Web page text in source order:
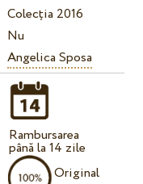
Colecția 2016
Nu
Angelica Sposa
Rambursarea
până la 14 zile
Original